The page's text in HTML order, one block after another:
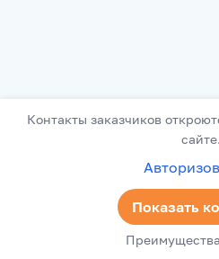
Контакты заказчиков
сайте.
Показать